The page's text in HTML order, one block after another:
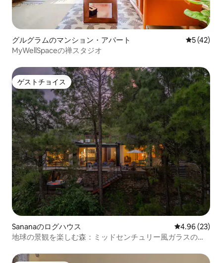
グルグラムのマンション・アパート レビュー
5 (42)
MyWellSpaceの禅スタジオ
ゲストチョイス
ゲストチョイス
Sananaのログハウス レビュー23
4.96 (23)
地球の景観を楽しむ森：ミッドセンチュリー風ガラスの家 -